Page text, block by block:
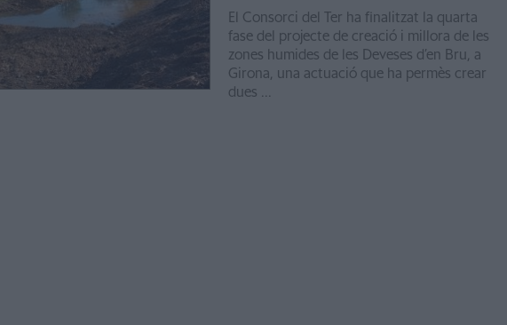
El Consorci del Ter ha finalitzat la quarta
fase del projecte de creació i millora de les
zones humides de les Deveses d’en Bru, a
Girona, una actuació que ha permès crear
dues ...